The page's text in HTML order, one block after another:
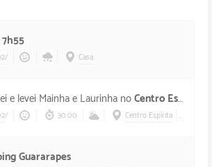
7h55
/ Casa
e levei Mainha e Laurinha noCentro Espírita
/ 30:00 Centro Espírita
Guararapes